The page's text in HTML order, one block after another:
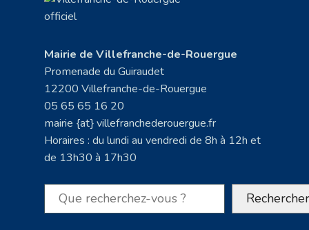
Mairie de Villefranche-de-Rouergue
Promenade du Guiraudet
12200 Villefranche-de-Rouergue
05 65 65 16 20
mairie {at} villefranchederouergue.fr
Horaires : du lundi au vendredi de 8h à 12h et
de 13h30 à 17h30
Rechercher Rechercher